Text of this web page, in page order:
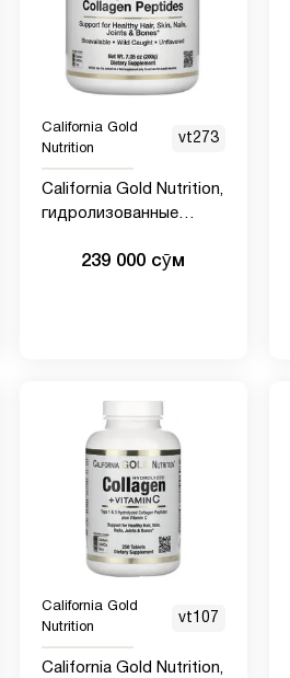
California Gold
Nutrition
vt273
California Gold Nutrition,
гидролизованные
коллагена, без
239 000 сӯм
California Gold
Nutrition
vt107
California Gold Nutrition,